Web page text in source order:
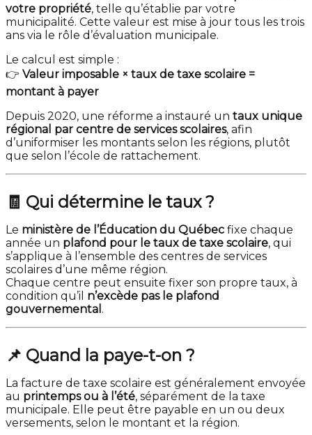
votre propriété, telle qu’établie par votre
municipalité. Cette valeur est mise à jour tous les trois
ans via le rôle d’évaluation municipale.
Le calcul est simple :
👉 Valeur imposable × taux de taxe scolaire =
montant à payer
Depuis 2020, une réforme a instauré un taux unique
régional par centre de services scolaires, afin
d’uniformiser les montants selon les régions, plutôt
que selon l’école de rattachement.
🧾 Qui détermine le taux ?
Le ministère de l’Éducation du Québec fixe chaque
année un plafond pour le taux de taxe scolaire, qui
s’applique à l’ensemble des centres de services
scolaires d’une même région.
Chaque centre peut ensuite fixer son propre taux, à
condition qu’il n’excède pas le plafond
gouvernemental .
📌 Quand la paye-t-on ?
La facture de taxe scolaire est généralement envoyée
au printemps ou à l’été, séparément de la taxe
municipale. Elle peut être payable en un ou deux
versements, selon le montant et la région.